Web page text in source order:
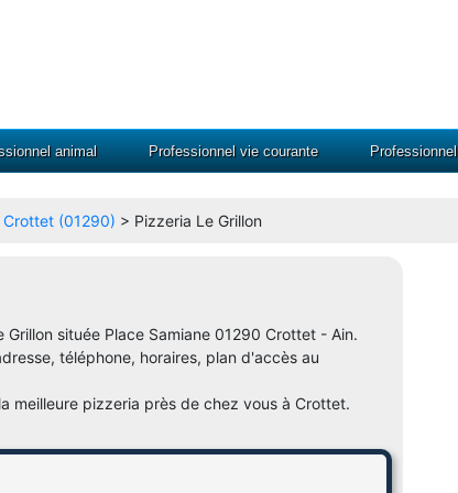
animal Professionnel vie courante
Crottet (01290) > Pizzeria Le Grillon
située Place Samiane 01290 Crottet - Ain.
téléphone, horaires, plan d'accès au
meilleure pizzeria près de chez vous à Crottet.